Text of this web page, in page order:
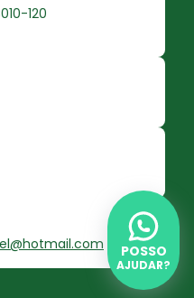
POSSO
AJUDAR?
120